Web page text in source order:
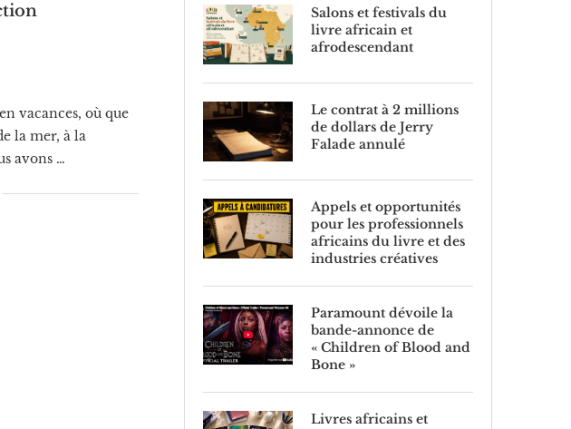
vacances, où que
la mer, à la
avons …
Salons et festivals du
livre africain et
afrodescendant
Le contrat à 2 millions
de dollars de Jerry
Falade annulé
Appels et opportunités
pour les professionnels
africains du livre et des
industries créatives
Paramount dévoile la
bande-annonce de
« Children of Blood and
Bone »
Livres africains et